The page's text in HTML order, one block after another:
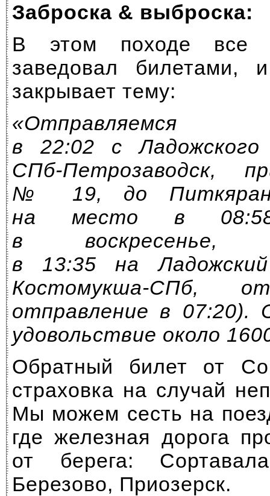
Заброска & выброска:
В этом походе все
заведовал билетами,
закрывает тему:
в 22:02 с Ладожского
СПб-Петрозаводск,
№ 19, до
на место в
в
в 13:35 на
Костомукша-СПб,
отправление в 07:20).
удовольствие около
Обратный билет от
страховка на случай
Мы можем сесть на
где железная дорога
от берега:
Березово, Приозерск.